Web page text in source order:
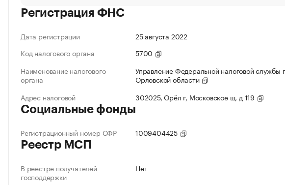
Регистрация ФНС
Дата регистрации
25 августа 2022
Код налогового органа
5700
Наименование налогового
органа
Управление Федеральной налоговой службы
Орловской области
Адрес налоговой
302025, Орёл г, Московское ш, д 119
Социальные фонды
Регистрационный номер СФР 1009404425
Реестр МСП
В реестре получателей
господдержки
Нет